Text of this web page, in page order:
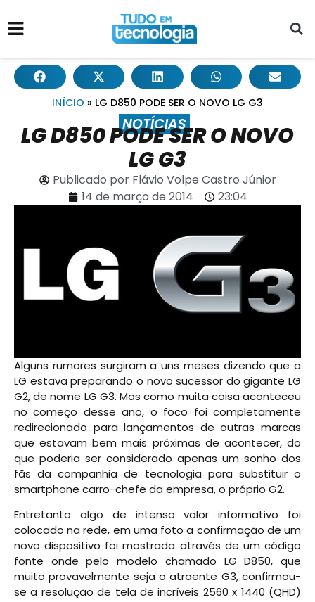
INÍCIO » LG D850 PODE SER O NOVO LG G3
NOTÍCIAS
LG D850 PODE SER O NOVO
LG G3
Publicado porFlávio Volpe Castro Júnior
14 de março de 2014
23:04
Alguns rumores surgiram a uns meses dizendo que a
LG estava preparando o novo sucessor do gigante LG
G2, de nome LG G3. Mas como muita coisa aconteceu
no começo desse ano, o foco foi completamente
redirecionado para lançamentos de outras marcas
que estavam bem mais próximas de acontecer, do
que poderia ser considerado apenas um sonho dos
fãs da companhia de tecnologia para substituir o
smartphone carro-chefe da empresa, o próprio G2.
Entretanto algo de intenso valor informativo foi
colocado na rede, em uma foto a confirmação de um
novo dispositivo foi mostrada através de um código
fonte onde pelo modelo chamado LG D850, que
muito provavelmente seja o atraente G3, confirmou-
se a resolução de tela de incríveis 2560 x 1440 (QHD)